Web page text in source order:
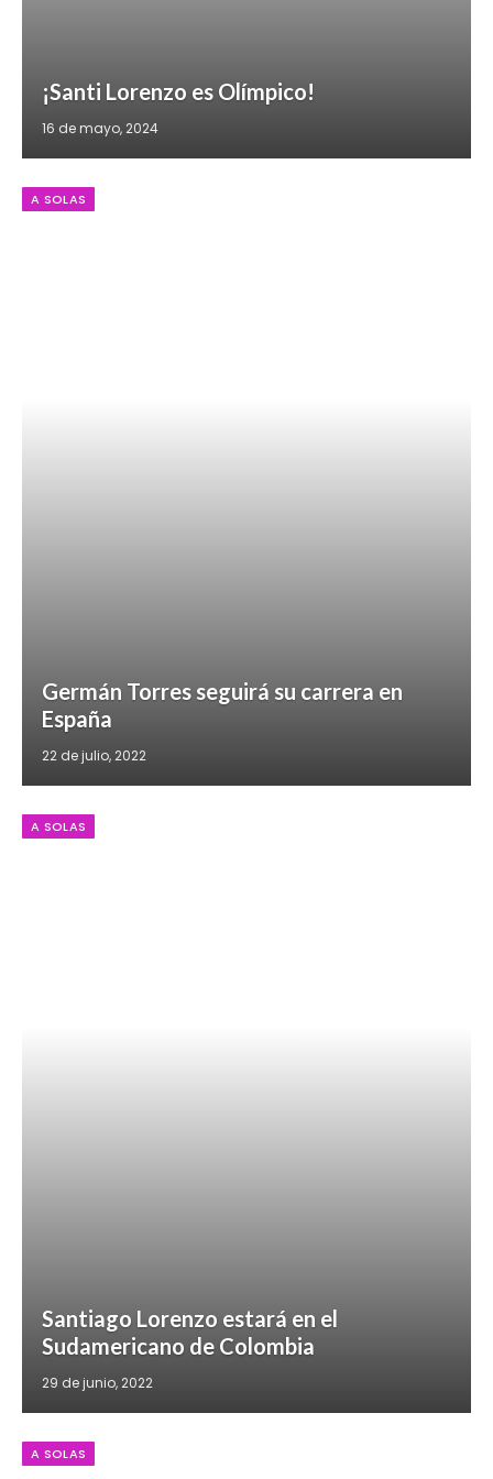
¡Santi Lorenzo es Olímpico!
16 de mayo, 2024
A SOLAS
Germán Torres seguirá su carrera en
España
22 de julio, 2022
A SOLAS
Santiago Lorenzo estará en el
Sudamericano de Colombia
29 de junio, 2022
A SOLAS